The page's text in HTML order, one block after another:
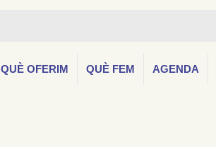
QUÈ OFERIM QUÈ FEM AGENDA